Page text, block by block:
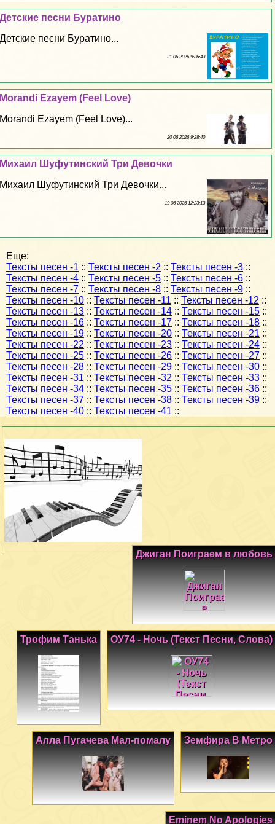
Детские песни Буратино
Детские песни Буратино...
21 06 2026 9:36:43
Morandi Ezayem (Feel Love)
Morandi Ezayem (Feel Love)...
20 06 2026 9:28:40
Михаил Шуфутинский Три Дeвoчки
Михаил Шуфутинский Три Дeвoчки...
19 06 2026 12:23:13
Еще:
Тексты песен -1 :: Тексты песен -2 :: Тексты песен -3 ::
Тексты песен -4 :: Тексты песен -5 :: Тексты песен -6 ::
Тексты песен -7 :: Тексты песен -8 :: Тексты песен -9 ::
Тексты песен -10 :: Тексты песен -11 :: Тексты песен -12 ::
Тексты песен -13 :: Тексты песен -14 :: Тексты песен -15 ::
Тексты песен -16 :: Тексты песен -17 :: Тексты песен -18 ::
Тексты песен -19 :: Тексты песен -20 :: Тексты песен -21 ::
Тексты песен -22 :: Тексты песен -23 :: Тексты песен -24 ::
Тексты песен -25 :: Тексты песен -26 :: Тексты песен -27 ::
Тексты песен -28 :: Тексты песен -29 :: Тексты песен -30 ::
Тексты песен -31 :: Тексты песен -32 :: Тексты песен -33 ::
Тексты песен -34 :: Тексты песен -35 :: Тексты песен -36 ::
Тексты песен -37 :: Тексты песен -38 :: Тексты песен -39 ::
Тексты песен -40 :: Тексты песен -41 ::
Джиган Поиграем в любовь
ОУ74 - Ночь (Текст Песни, Слова)
Трофим Танька
Земфира В Метро
Алла Пугачева Мал-помалу
Eminem No Apologies